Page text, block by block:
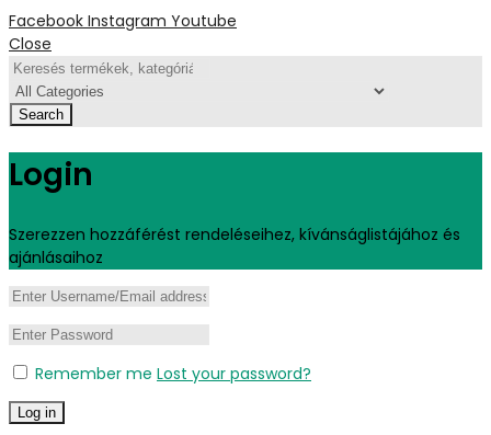
Facebook Instagram Youtube
Close
Search
Login
Szerezzen hozzáférést rendeléseihez, kívánságlistájához és
ajánlásaihoz
Remember me Lost your password?
Log in